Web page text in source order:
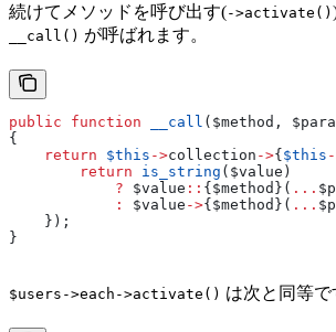
続けてメソッドを呼び出す(->activate()
__call() が呼ばれます。
public function __call ( $method ,
{
    return
$this ->collection ->{ $this
        return
is_string ( $value )
            ?
$value :: { $method }( ...
            :
$value ->{ $method }( ...
    });
}
$users->each->activate() は次と同等で